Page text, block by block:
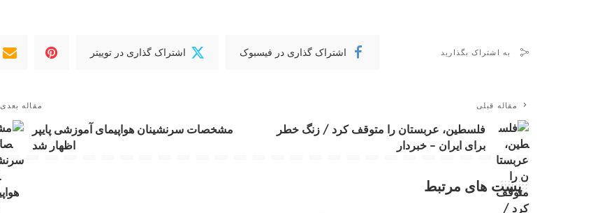
به اشتراک بگذارید اشتراک گذاری در فیسبوک اشتراک گذاری در توییتر
مقاله قبلی
فلسطین، عربستان را متوقف کرد / زنگ خطر
برای ایران – خبردار
مقاله بعدی
مشخصات سرنشینان هواپیمای آموزشی پایپر
اظهار شد
پست های مرتبط